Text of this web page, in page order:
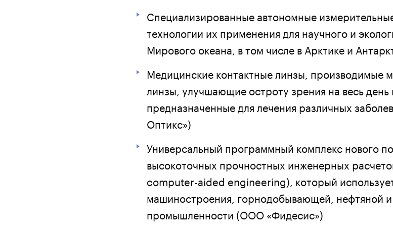
Специализированные автономные
технологии их применения для научного и
Мирового океана, в том числе в Арктике и
Медицинские контактные линзы, производимые
линзы, улучшающие остроту зрения на весь день
предназначенные для лечения различных
Оптикс»)
Универсальный программный комплекс нового
высокоточных прочностных инженерных
computer-aided engineering), который
машиностроения, горнодобывающей, нефтяной и
промышленности (ООО «Фидесис»)